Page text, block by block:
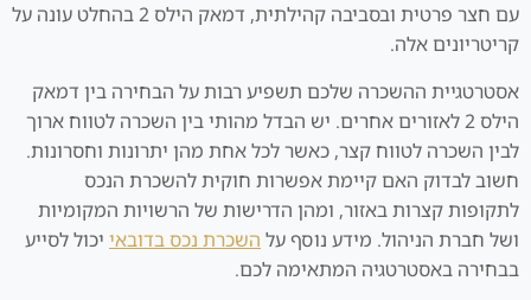
עם חצר פרטית ובסביבה קהילתית, דמאק הילס 2 בהחלט עונה על
קריטריונים אלה.
אסטרטגיית ההשכרה שלכם תשפיע רבות על הבחירה בין דמאק
הילס 2 לאזורים אחרים. יש הבדל מהותי בין השכרה לטווח ארוך
לבין השכרה לטווח קצר, כאשר לכל אחת מהן יתרונות וחסרונות.
חשוב לבדוק האם קיימת אפשרות חוקית להשכרת הנכס
לתקופות קצרות באזור, ומהן הדרישות של הרשויות המקומיות
ושל חברת הניהול. מידע נוסף על השכרת נכס בדובאי יכול לסייע
בבחירה באסטרטגיה המתאימה לכם.